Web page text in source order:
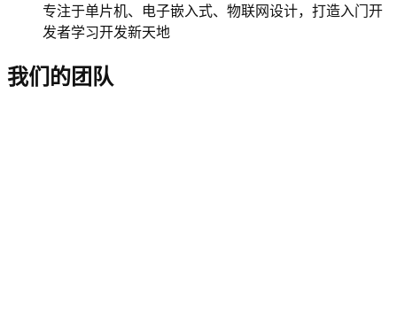
专注于单片机、电子嵌入式、物联网设计，打造入门开
发者学习开发新天地
我们的团队